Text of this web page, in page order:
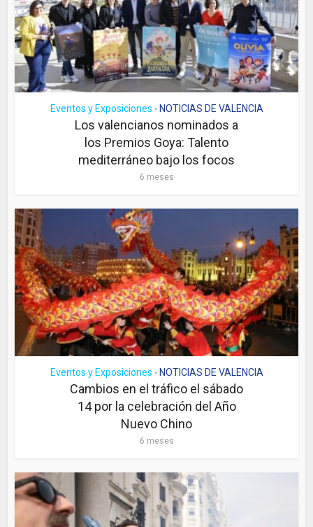
Eventos y Exposiciones • NOTICIAS DE VALENCIA
Los valencianos nominados a
los Premios Goya: Talento
mediterráneo bajo los focos
6 meses
Eventos y Exposiciones • NOTICIAS DE VALENCIA
Cambios en el tráfico el sábado
14 por la celebración del Año
Nuevo Chino
6 meses